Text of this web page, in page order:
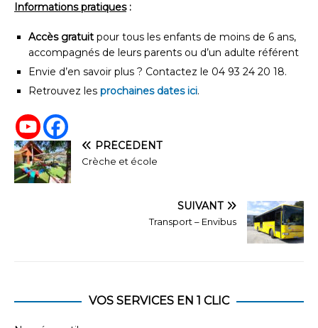
Informations pratiques:
Accès gratuit pour tous les enfants de moins de 6 ans,
accompagnés de leurs parents ou d’un adulte référent
Envie d’en savoir plus ? Contactez le 04 93 24 20 18.
Retrouvez les prochaines dates ici.
PRÉCÉDENT
Crèche et école
SUIVANT
Transport – Envibus
VOS SERVICES EN 1 CLIC